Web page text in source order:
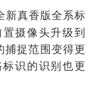
新真香版全系标
摄像头升级到
捕捉范围变得更
识的识别也更